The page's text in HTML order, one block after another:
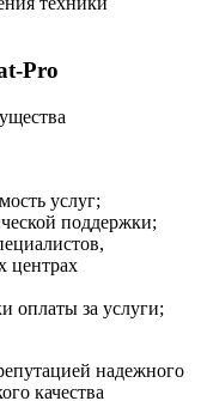
Pro
услуг;
поддержки;
центрах
оплаты за услуги;
надежного
качества